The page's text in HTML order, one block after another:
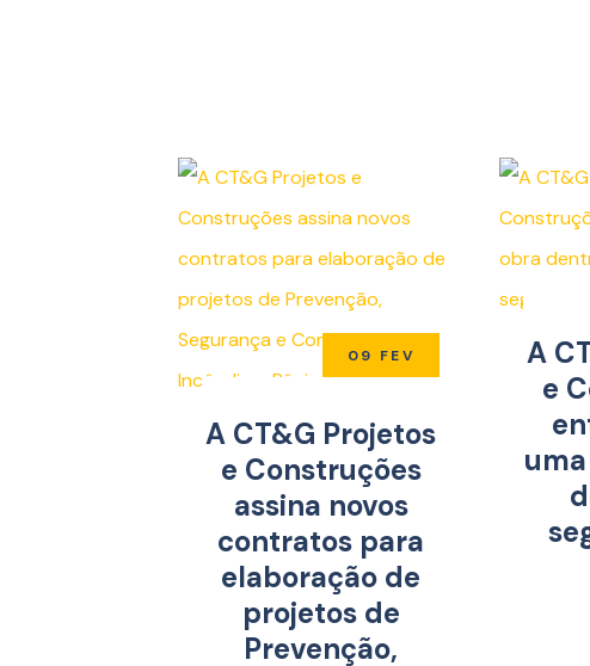
09 FEV
A CT&G Projetos
e Construções
assina novos
contratos para
elaboração de
projetos de
Prevenção,
A
e